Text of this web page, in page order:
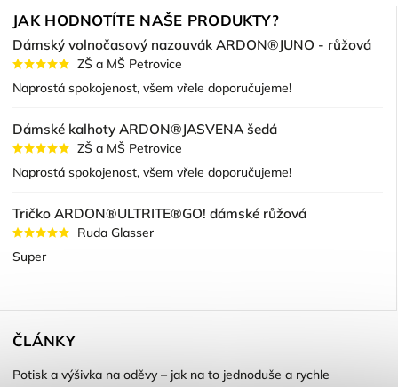
JAK HODNOTÍTE NAŠE PRODUKTY?
Dámský volnočasový nazouvák ARDON®JUNO - růžová
ZŠ a MŠ Petrovice
Naprostá spokojenost, všem vřele doporučujeme!
Dámské kalhoty ARDON®JASVENA šedá
ZŠ a MŠ Petrovice
Naprostá spokojenost, všem vřele doporučujeme!
Tričko ARDON®ULTRITE®GO! dámské růžová
Ruda Glasser
Super
ČLÁNKY
Potisk a výšivka na oděvy – jak na to jednoduše a rychle